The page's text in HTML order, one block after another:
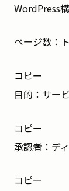
WordPress
ページ数：
コピー
目的：サー
コピー
承認者：デ
コピー